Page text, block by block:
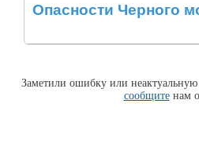
Опасности Черного
Заметили ошибку или
сообщитенам